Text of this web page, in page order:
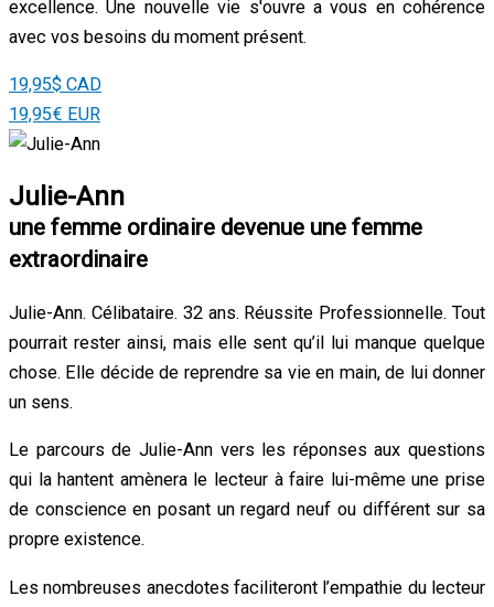
excellence. Une nouvelle vie s'ouvre a vous en cohérence
avec vos besoins du moment présent.
19,95$ CAD
19,95€ EUR
Julie-Ann
une femme ordinaire devenue une femme
extraordinaire
Julie-Ann. Célibataire. 32 ans. Réussite Professionnelle. Tout
pourrait rester ainsi, mais elle sent qu’il lui manque quelque
chose. Elle décide de reprendre sa vie en main, de lui donner
un sens.
Le parcours de Julie-Ann vers les réponses aux questions
qui la hantent amènera le lecteur à faire lui-même une prise
de conscience en posant un regard neuf ou différent sur sa
propre existence.
Les nombreuses anecdotes faciliteront l’empathie du lecteur